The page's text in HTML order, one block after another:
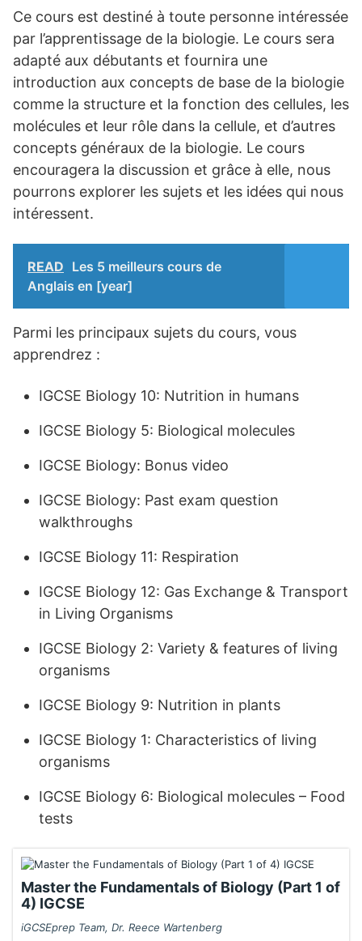
Ce cours est destiné à toute personne intéressée
par l’apprentissage de la biologie. Le cours sera
adapté aux débutants et fournira une
introduction aux concepts de base de la biologie
comme la structure et la fonction des cellules, les
molécules et leur rôle dans la cellule, et d’autres
concepts généraux de la biologie. Le cours
encouragera la discussion et grâce à elle, nous
pourrons explorer les sujets et les idées qui nous
intéressent.
READ Les 5 meilleurs cours de
Anglais en [year]
Parmi les principaux sujets du cours, vous
apprendrez :
IGCSE Biology 10: Nutrition in humans
IGCSE Biology 5: Biological molecules
IGCSE Biology: Bonus video
IGCSE Biology: Past exam question
walkthroughs
IGCSE Biology 11: Respiration
IGCSE Biology 12: Gas Exchange & Transport
in Living Organisms
IGCSE Biology 2: Variety & features of living
organisms
IGCSE Biology 9: Nutrition in plants
IGCSE Biology 1: Characteristics of living
organisms
IGCSE Biology 6: Biological molecules – Food
tests
Master the Fundamentals of Biology (Part 1 of
4) IGCSE
iGCSEprep Team, Dr. Reece Wartenberg